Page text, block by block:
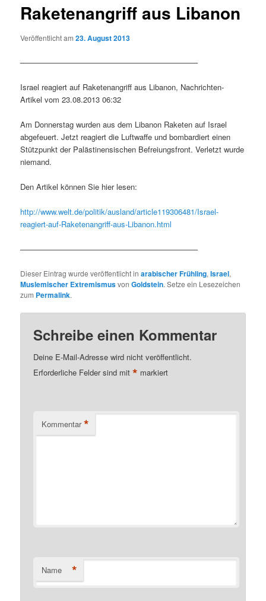
Raketenangriff aus Libanon
Veröffentlicht am23. August 2013
———————————————————————
Israel reagiert auf Raketenangriff aus Libanon, Nachrichten-
Artikel vom 23.08.2013 06:32
Am Donnerstag wurden aus dem Libanon Raketen auf Israel
abgefeuert. Jetzt reagiert die Luftwaffe und bombardiert einen
Stützpunkt der Palästinensischen Befreiungsfront. Verletzt wurde
niemand.
Den Artikel können Sie hier lesen:
http://www.welt.de/politik/ausland/article119306481/Israel-
reagiert-auf-Raketenangriff-aus-Libanon.html
———————————————————————
Dieser Eintrag wurde veröffentlicht inarabischer Frühling,Israel,
Muslemischer ExtremismusvonGoldstein. Setze ein Lesezeichen
zum Permalink.
Schreibe einen Kommentar
Deine E-Mail-Adresse wird nicht veröffentlicht.
Erforderliche Felder sind mit* markiert
Kommentar *
Name *